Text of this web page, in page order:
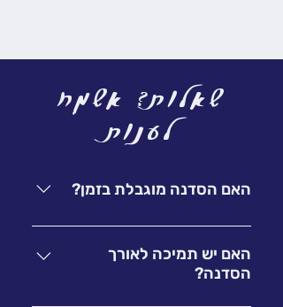
שאלות? אשמח
לענות
האם הסדנה מוגבלת בזמן?
הסדנה אינה מוגבלת בזמן והיא שלך
לתמיד.
האם יש תמיכה לאורך
הסדנה?